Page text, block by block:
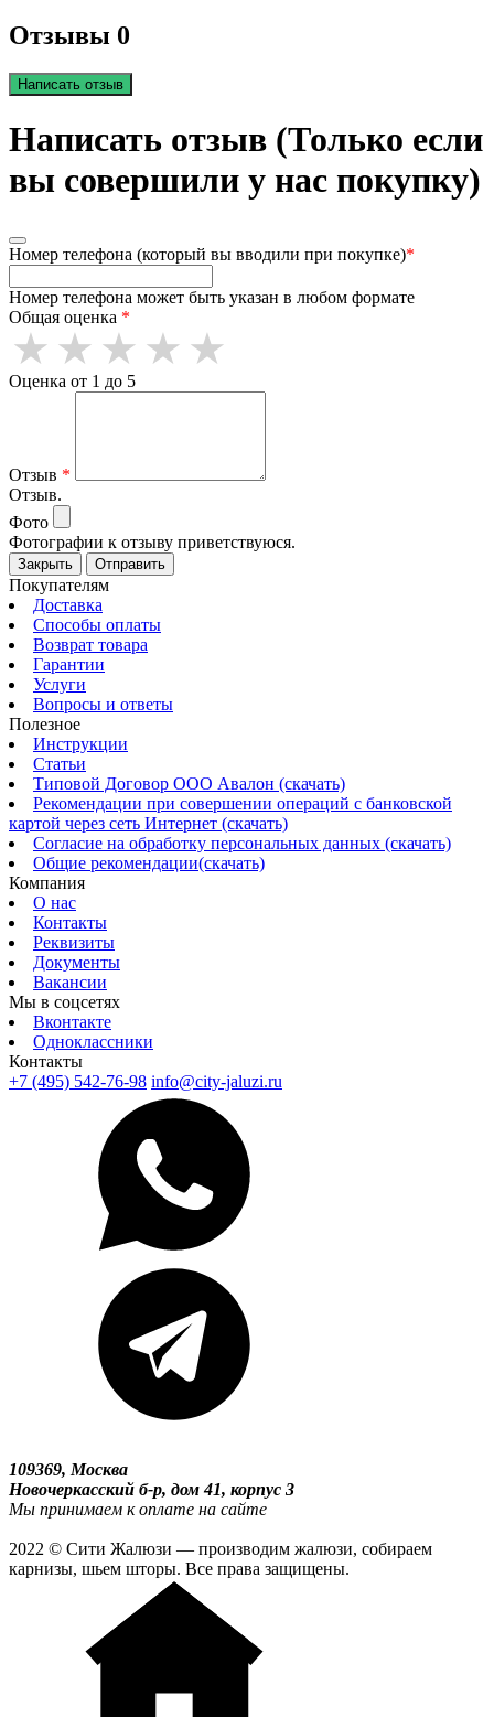
Отзывы 0
Написать отзыв
Написать отзыв (Только если
вы совершили у нас покупку)
Номер телефона (который вы вводили при покупке)*
Номер телефона может быть указан в любом формате
Общая оценка *
Оценка от 1 до 5
Отзыв *
Отзыв.
Фото
Фотографии к отзыву приветствуюся.
Закрыть Отправить
Покупателям
Доставка
Способы оплаты
Возврат товара
Гарантии
Услуги
Вопросы и ответы
Полезное
Инструкции
Статьи
Типовой Договор ООО Авалон (скачать)
Рекомендации при совершении операций с банковской
картой через сеть Интернет (скачать)
Согласие на обработку персональных данных (скачать)
Общие рекомендации(скачать)
Компания
О нас
Контакты
Реквизиты
Документы
Вакансии
Мы в соцсетях
Вконтакте
Одноклассники
Контакты
+7 (495) 542-76-98 info@city-jaluzi.ru
109369, Москва
Новочеркасский б-р, дом 41, корпус 3
Мы принимаем к оплате на сайте
2022 © Сити Жалюзи — производим жалюзи, собираем
карнизы, шьем шторы. Все права защищены.